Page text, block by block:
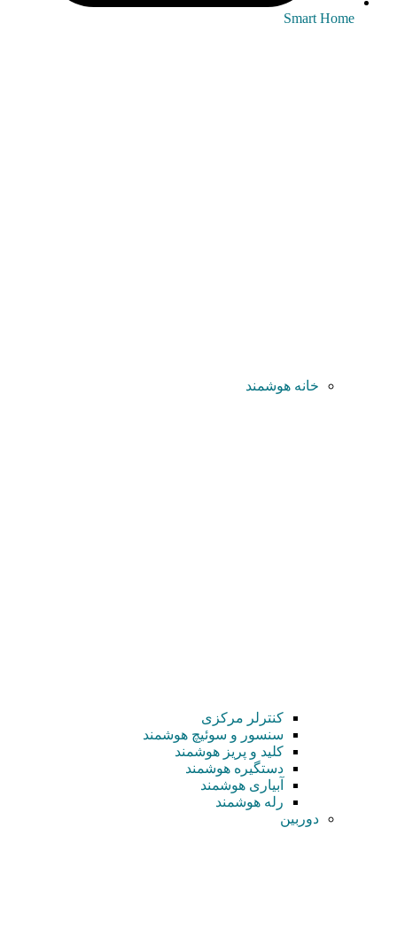
Smart Home
خانه هوشمند
کنترلر مرکزی
سنسور و سوئیچ هوشمند
کلید و پریز هوشمند
دستگیره هوشمند
آبیاری هوشمند
رله هوشمند
دوربین